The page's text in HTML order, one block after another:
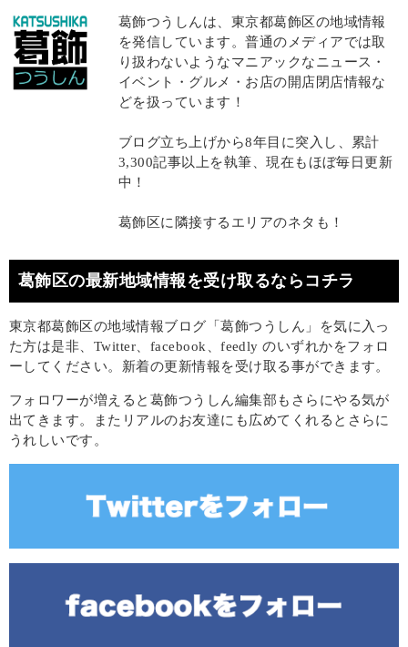
葛飾つうしんは、東京都葛飾区の地域情報
を発信しています。普通のメディアでは取
り扱わないようなマニアックなニュース・
イベント・グルメ・お店の開店閉店情報な
どを扱っています！
ブログ立ち上げから8年目に突入し、累計
3,300記事以上を執筆、現在もほぼ毎日更新
中！
葛飾区に隣接するエリアのネタも！
葛飾区の最新地域情報を受け取るならコチラ
東京都葛飾区の地域情報ブログ「葛飾つうしん」を気に入っ
た方は是非、Twitter、facebook、feedly のいずれかをフォロ
ーしてください。新着の更新情報を受け取る事ができます。
フォロワーが増えると葛飾つうしん編集部もさらにやる気が
出てきます。またリアルのお友達にも広めてくれるとさらに
うれしいです。